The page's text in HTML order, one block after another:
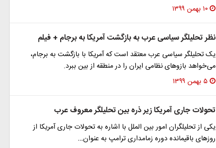
۱۰ بهمن ۱۳۹۹
نظر تحلیلگر سیاسی عرب به بازگشت آمریکا به برجام + فیلم
یک تحلیلگر سیاسی عرب معتقد است که آمریکا با بازگشت به برجام،
می‌خواهد بازوهای نظامی ایران را در منطقه از بین ببرد.
۵ بهمن ۱۳۹۹
تحولات جاری آمریکا زیر ذره بین تحلیلگر معروف عرب
یکی از تحلیلگران امور بین الملل با اشاره به تحولات جاری آمریکا از
روزهای باقیمانده دوره زمامداری ترامپ به عنوان…